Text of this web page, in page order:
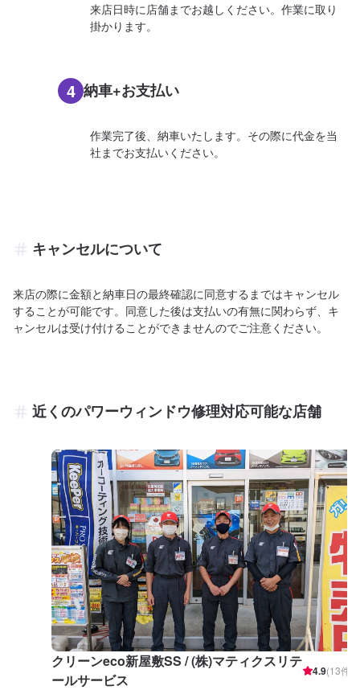
来店日時に店舗までお越しください。作業に取り
掛かります。
4 納車+お支払い
作業完了後、納車いたします。その際に代金を当
社までお支払いください。
キャンセルについて
来店の際に金額と納車日の最終確認に同意するまではキャンセル
することが可能です。同意した後は支払いの有無に関わらず、キ
ャンセルは受け付けることができませんのでご注意ください。
近くのパワーウィンドウ修理対応可能な店舗
クリーンeco新屋敷SS / (株)マティクスリテ
ールサービス
4.9(13件)